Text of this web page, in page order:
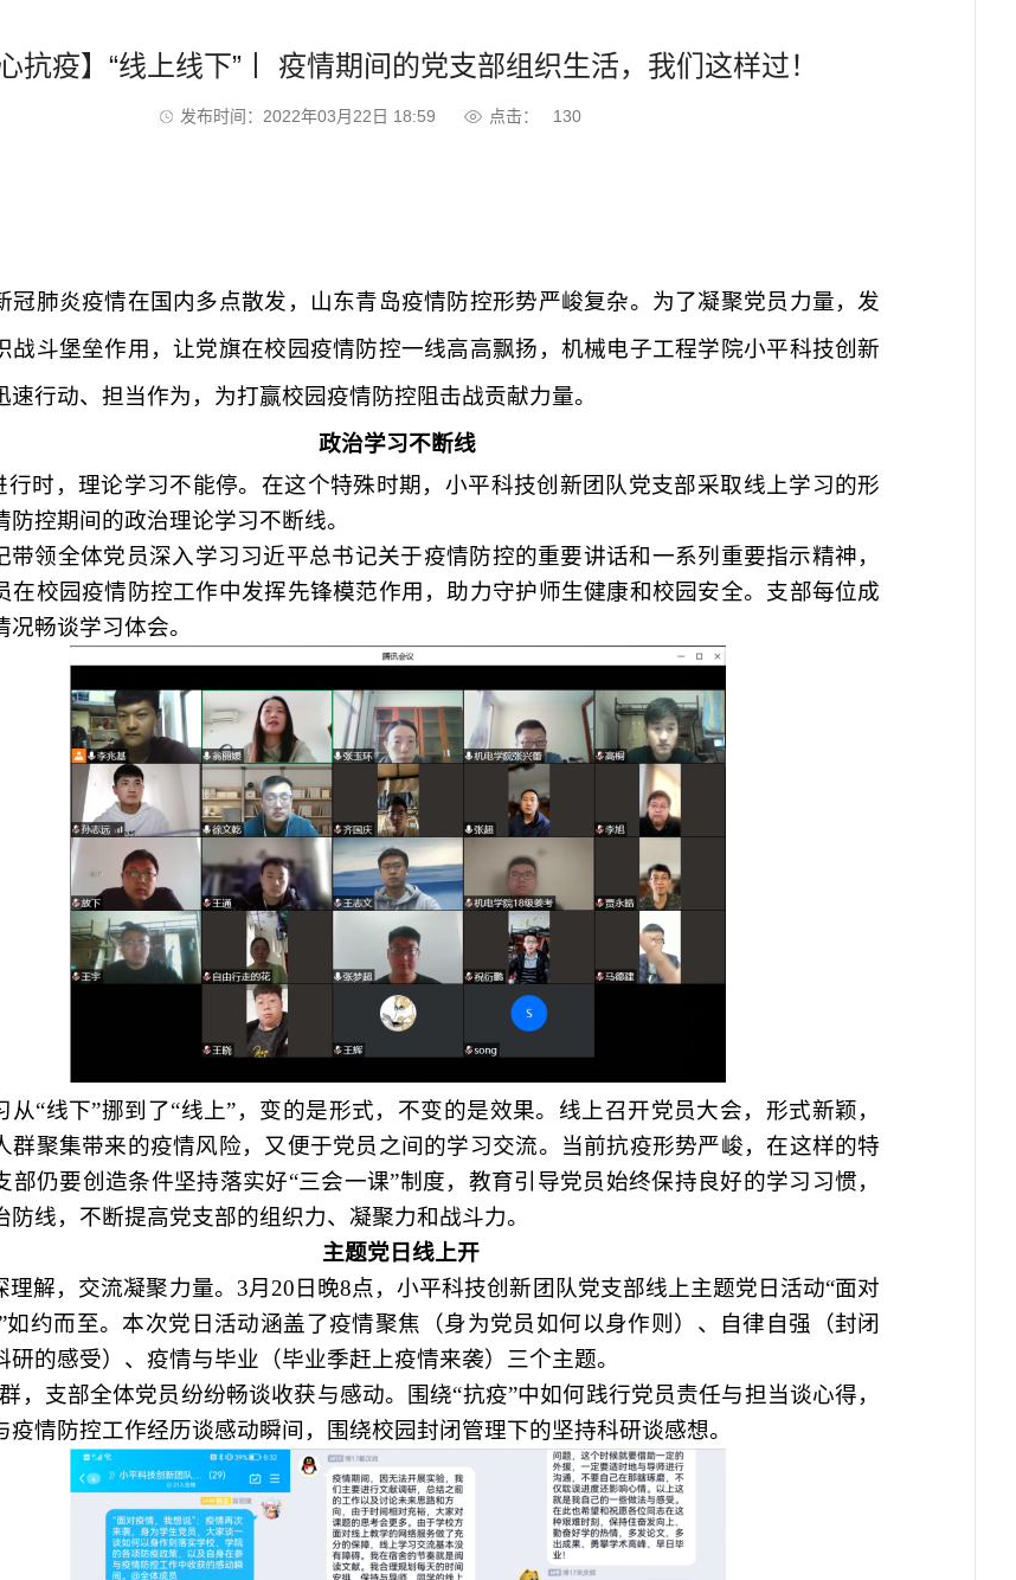
心抗疫】“线上线下”丨 疫情期间的党支部组织生活，我们这样过！
发布时间：2022年03月22日 18:59 点击： 130
冠肺炎疫情在国内多点散发，山东青岛疫情防控形势严峻复杂。为了凝聚党员力量，发
战斗堡垒作用，让党旗在校园疫情防控一线高高飘扬，机械电子工程学院小平科技创新
速行动、担当作为，为打赢校园疫情防控阻击战贡献力量。
政治学习不断线
行时，理论学习不能停。在这个特殊时期，小平科技创新团队党支部采取线上学习的形
防控期间的政治理论学习不断线。
带领全体党员深入学习习近平总书记关于疫情防控的重要讲话和一系列重要指示精神，
在校园疫情防控工作中发挥先锋模范作用，助力守护师生健康和校园安全。支部每位成
况畅谈学习体会。
从“线下”挪到了“线上”，变的是形式，不变的是效果。线上召开党员大会，形式新颖，
群聚集带来的疫情风险，又便于党员之间的学习交流。当前抗疫形势严峻，在这样的特
部仍要创造条件坚持落实好“三会一课”制度，教育引导党员始终保持良好的学习习惯，
防线，不断提高党支部的组织力、凝聚力和战斗力。
主题党日线上开
理解，交流凝聚力量。 3月20日晚8点，小平科技创新团队党支部线上主题党日活动“面对
如约而至。本次党日活动涵盖了疫情聚焦（身为党员如何以身作则）、自律自强（封闭
研的感受）、疫情与毕业（毕业季赶上疫情来袭）三个主题。
，支部全体党员纷纷畅谈收获与感动。围绕“抗疫”中如何践行党员责任与担当谈心得，
疫情防控工作经历谈感动瞬间，围绕校园封闭管理下的坚持科研谈感想。